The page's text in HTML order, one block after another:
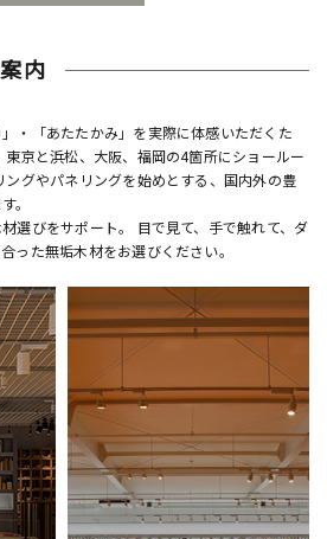
内
・「あたたかみ」を実際に体感いただくた
京と浜松、大阪、福岡の4箇所にショールー
グやパネリングを始めとする、国内外の豊
。
選びをサポート。 目で見て、手で触れて、ダ
った無垢木材をお選びください。